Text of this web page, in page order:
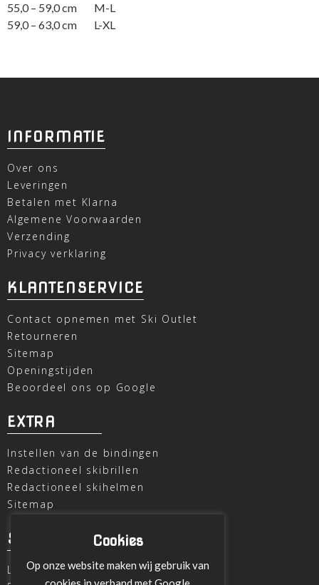
55,0 – 59,0 cm M-L
59,0 – 63,0 cm L-XL
INFORMATIE
Over ons
Leveringen
Betalen met Klarna
Algemene Voorwaarden
Verzending
Privacy verklaring
KLANTENSERVICE
Contact opnemen met Ski Outlet
Retourneren
Sitemap
Openingstijden
Beoordeel ons op Google
EXTRA
Instellen van de bindingen
Redactioneel skibrillen
Redactioneel skihelmen
Sitemap
SKI OUTLET
Laagheidehof 8
Cookies
Op onze website maken wij gebruik van